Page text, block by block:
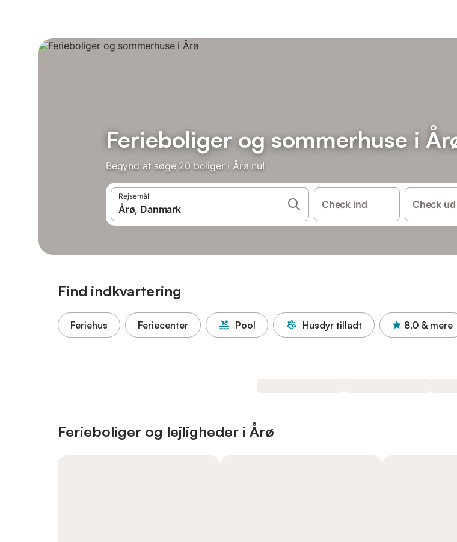
Ferieboliger og sommerhuse i
Begynd at søge 20 boliger i Årø nu!
Rejsemål
Check ind Check ud
Find indkvartering
Feriehus Feriecenter Pool Husdyr tilladt 8,0 & mere
Ferieboliger og lejligheder i Årø